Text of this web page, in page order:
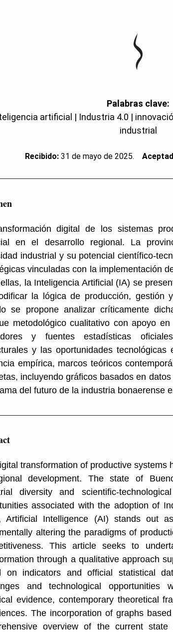
Palabras clave:
artificial | Industria 4.0 |
industrial
Recibido: 31 de mayo de 2025.
digital de los sistemas
en el desarrollo regional. La
industrial y su potencial científico-
vinculadas con la implementación
la Inteligencia Artificial (IA) se
la lógica de producción, gestión
se propone analizar críticamente
metodológico cualitativo con apoyo
y fuentes estadísticas
y las oportunidades tecnológicas
empírica, marcos teóricos
incluyendo gráficos basados en
del futuro de la industria bonaerense
transformation of productive systems
development. The state of
diversity and scientific-
associated with the adoption of
Artificial Intelligence (AI) stands out
altering the paradigms of
This article seeks to
through a qualitative approach
on indicators and official statistical
and technological opportunities
evidence, contemporary theoretical
The incorporation of graphs
overview of the current